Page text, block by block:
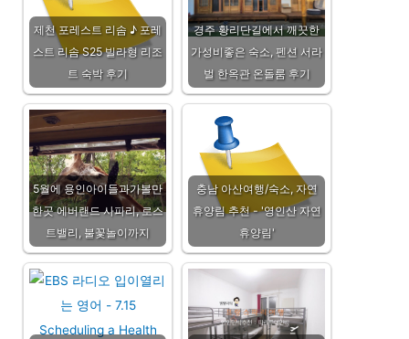
제천 포레스트 리솜 ♪ 포레
스트 리솜 S25 빌라형 리조
트 숙박 후기
경주 황리단길에서 깨끗한
가성비좋은 숙소, 펜션 서라
벌 한옥관 온돌룸 후기
5월에 용인아이들과가볼만
한곳 에버랜드 사파리, 로스
트밸리, 불꽃놀이까지
충남 아산여행/숙소, 자연
휴양림 추천 - '영인산 자연
휴양림'